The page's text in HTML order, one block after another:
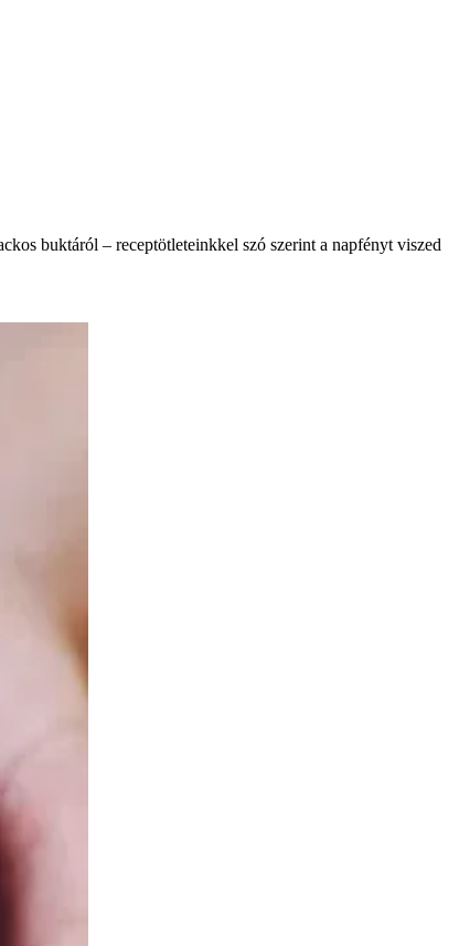
buktáról – receptötleteinkkel szó szerint a napfényt viszed